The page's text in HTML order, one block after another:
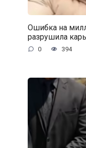
Ошибка на
разрушила
0 394